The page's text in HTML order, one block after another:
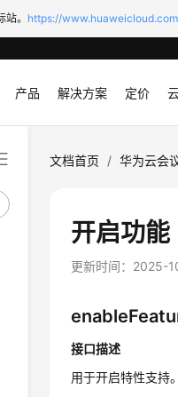
。 https://
产品 解决方案 定价
文档首页 / 华为云会
开启功能
更新时间： 2025-
接口描述
用于开启特性支持。